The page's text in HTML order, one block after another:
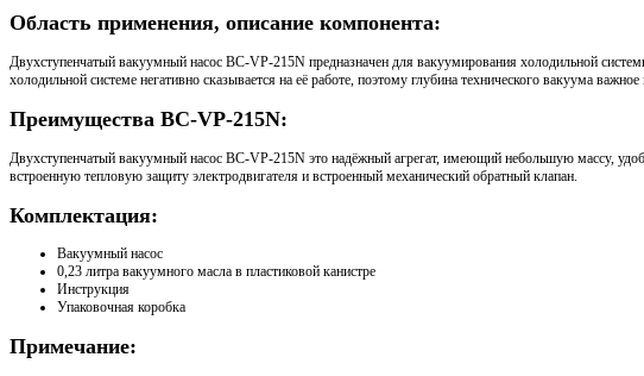
Область применения, описание компонента:
Двухступенчатый вакуумный насос BC-VP-215N предназначен для вакуумирования холодильной
холодильной системе негативно сказывается на её работе, поэтому глубина технического вакуума
Преимущества BC-VP-215N:
Двухступенчатый вакуумный насос BC-VP-215N это надёжный агрегат, имеющий небольшую массу,
встроенную тепловую защиту электродвигателя и встроенный механический обратный клапан.
Комплектация:
Вакуумный насос
0,23 литра вакуумного масла в пластиковой канистре
Инструкция
Упаковочная коробка
Примечание: